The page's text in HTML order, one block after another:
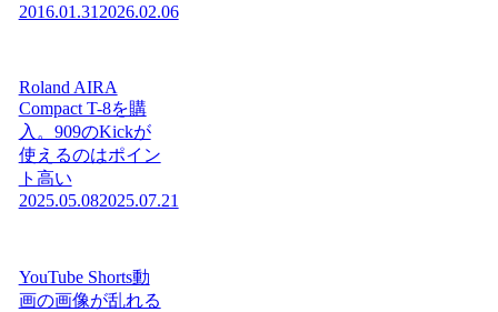
2016.01.31 2026.02.06
Roland AIRA
Compact T-8を購
入。909のKickが
使えるのはポイン
ト高い
2025.05.082025.07.21
YouTube Shorts動
画の画像が乱れる